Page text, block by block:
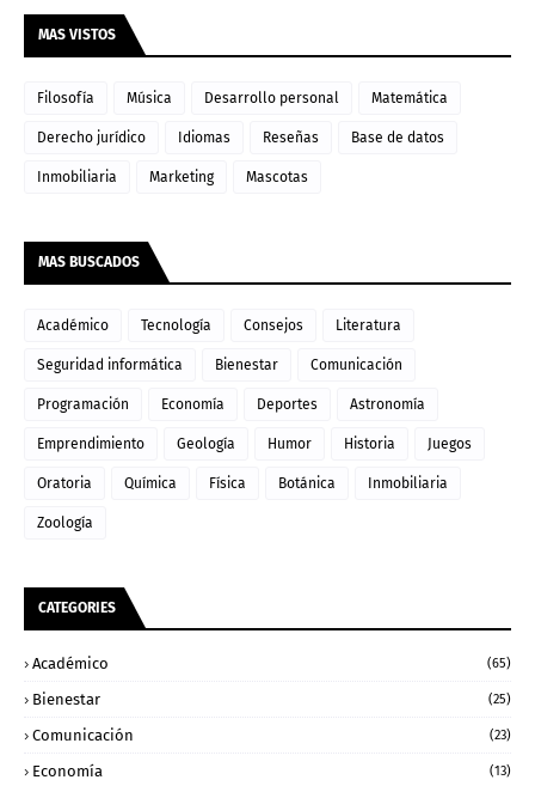
MAS VISTOS
Filosofía Música Desarrollo personal Matemática
Derecho jurídico Idiomas Reseñas Base de datos
Inmobiliaria Marketing Mascotas
MAS BUSCADOS
Académico Tecnología Consejos Literatura
Seguridad informática Bienestar Comunicación
Programación Economía Deportes Astronomía
Emprendimiento Geología Humor Historia Juegos
Oratoria Química Física Botánica Inmobiliaria
Zoología
CATEGORIES
Académico (65)
Bienestar (25)
Comunicación (23)
Economía (13)